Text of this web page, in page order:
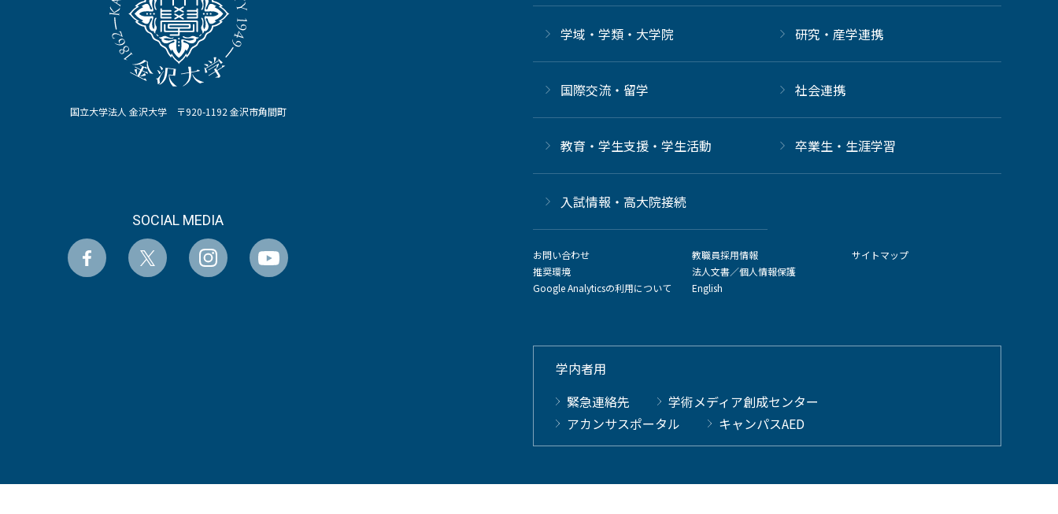
国立大学法人 金沢大学 〒920-1192 金沢市角間町
SOCIAL MEDIA
学域・学類・大学院 研究・産学連携
国際交流・留学 社会連携
教育・学生支援・学生活動 卒業生・生涯学習
⼊試情報・高大院接続
お問い合わせ
推奨環境
Google Analyticsの利用について
教職員採用情報
法人文書／個人情報保護
English
サイトマップ
学内者用
緊急連絡先
学術メディア創成センター
アカンサスポータル
キャンパスAED